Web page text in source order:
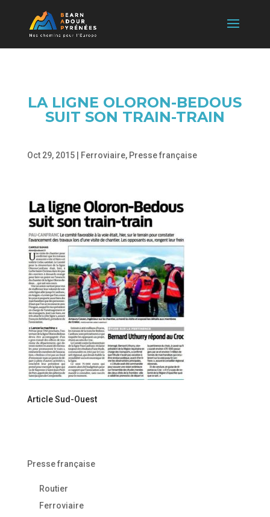
LA LIGNE OLORON-BEDOUS
SUIT SON TRAIN-TRAIN
Oct 29, 2015| Ferroviaire, Presse française
Article Sud-Ouest
Presse française
Routier
Ferroviaire